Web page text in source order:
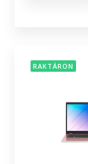
RAKTÁRON